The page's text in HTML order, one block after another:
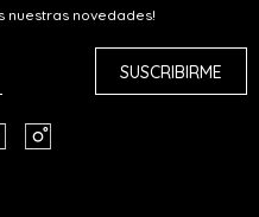
nuestras novedades!
SUSCRIBIRME
